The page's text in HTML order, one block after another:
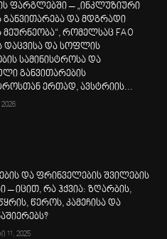
ფარგლებში – „ინკლუზიური
და მდგრადი
რომელსაც FAO
დაცვისა და სოფლის
სამინისტროსა და
განვითარების
ერთად, ავსტრიის...
და ფრინველების შვილების
– იცით, რა ჰქვია: ზღარბის,
წეროს, კამეჩისა და
2025